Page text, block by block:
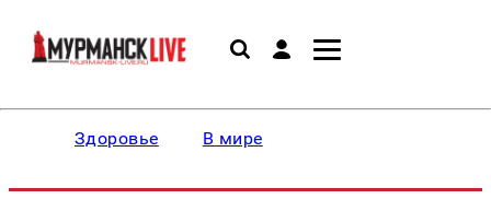
Здоровье В мире